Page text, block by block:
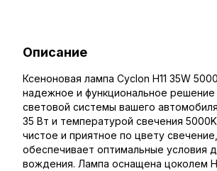
Описание
Ксеноновая лампа Cyclon H11 35W
надежное и функциональное решение
световой системы вашего
35 Вт и температурой свечения
чистое и приятное по цвету
обеспечивает оптимальные условия
вождения. Лампа оснащена цоколем